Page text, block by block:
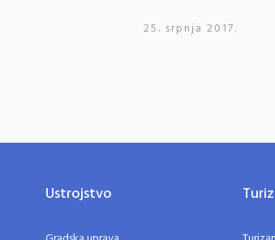
25. srpnja 2017.
Ustrojstvo